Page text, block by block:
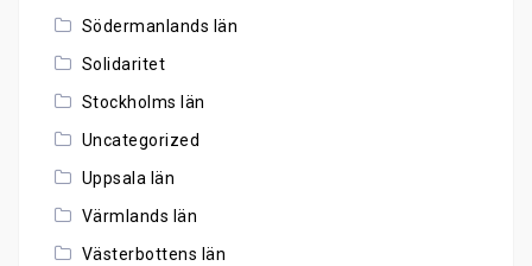
Södermanlands län
Solidaritet
Stockholms län
Uncategorized
Uppsala län
Värmlands län
Västerbottens län